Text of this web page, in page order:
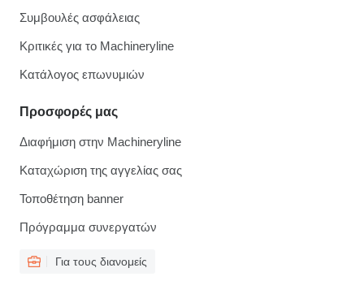
Συμβουλές ασφάλειας
Κριτικές για το Machineryline
Κατάλογος επωνυμιών
Προσφορές μας
Διαφήμιση στην Machineryline
Καταχώριση της αγγελίας σας
Τοποθέτηση banner
Πρόγραμμα συνεργατών
Για τους διανομείς